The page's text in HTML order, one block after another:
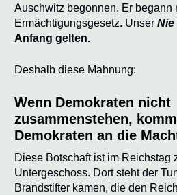
Auschwitz begonnen. Er begann
Ermächtigungsgesetz. UnserNie
Anfang gelten.
Deshalb diese Mahnung:
Wenn Demokraten nicht
zusammenstehen,
Demokraten an die
Diese Botschaft ist im Reichstag
Untergeschoss. Dort steht der
Brandstifter kamen, die den